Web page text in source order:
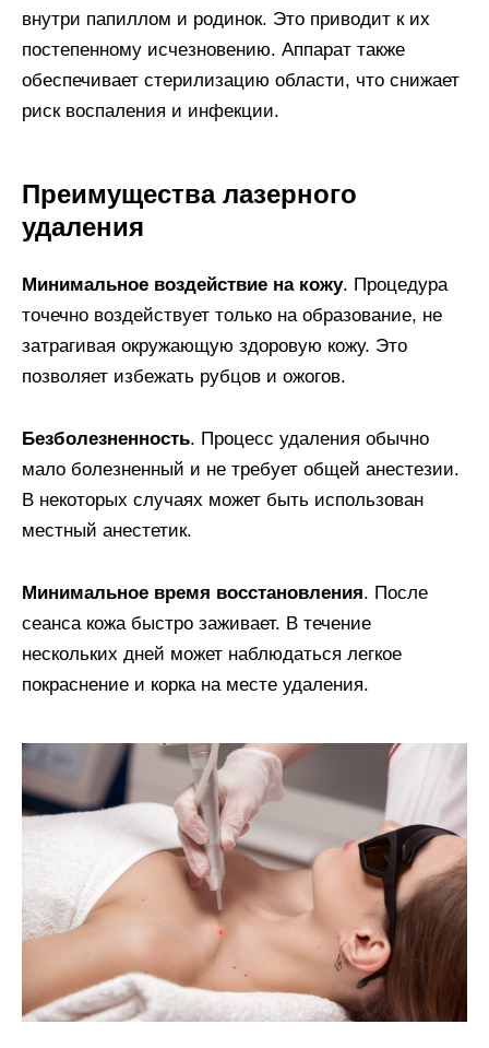
внутри папиллом и родинок. Это приводит к их
постепенному исчезновению. Аппарат также
обеспечивает стерилизацию области, что снижает
риск воспаления и инфекции.
Преимущества лазерного
удаления
Минимальное воздействие на кожу. Процедура
точечно воздействует только на образование, не
затрагивая окружающую здоровую кожу. Это
позволяет избежать рубцов и ожогов.
Безболезненность. Процесс удаления обычно
мало болезненный и не требует общей анестезии.
В некоторых случаях может быть использован
местный анестетик.
Минимальное время восстановления. После
сеанса кожа быстро заживает. В течение
нескольких дней может наблюдаться легкое
покраснение и корка на месте удаления.